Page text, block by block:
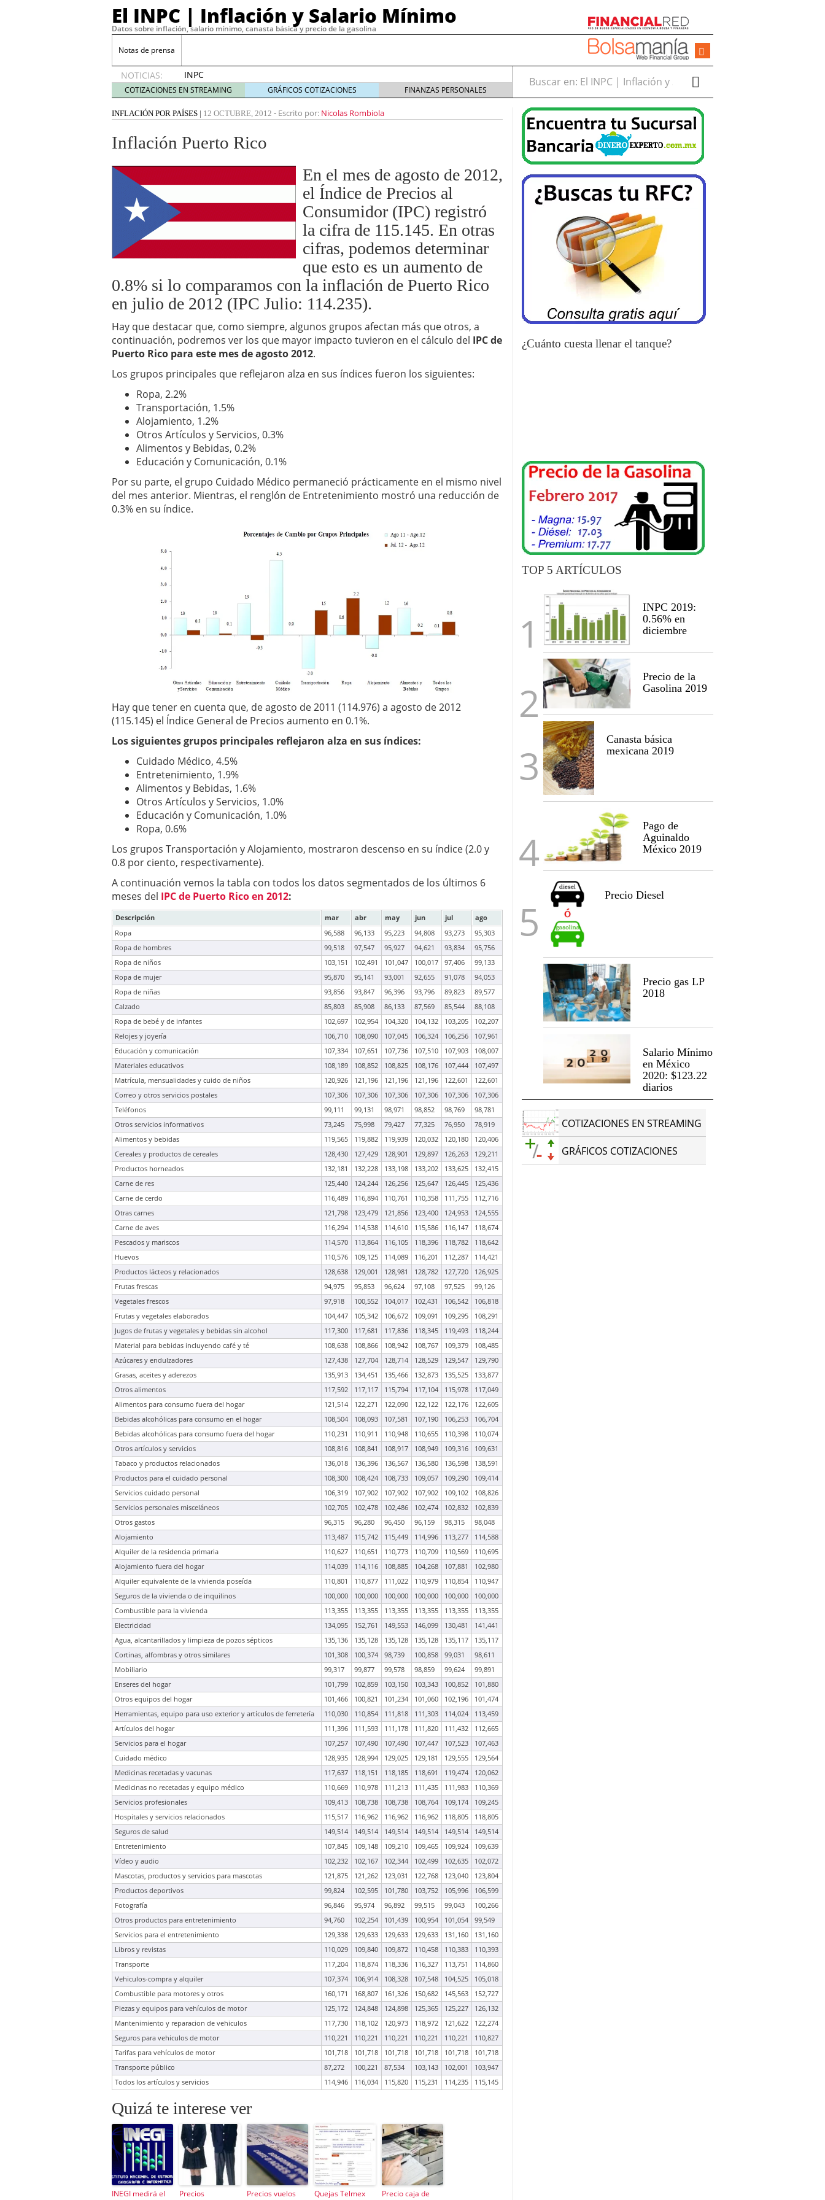
El INPC | Inflación y Salario Mínimo
Datos sobre inflación, salario mínimo, canasta básica y precio de la gasolina
Notas de prensa
NOTICIAS:
INPC
2019:
0.56% en
diciembre
enero 9,
2020
Precio de la Gasolina 2019
¿Por qué tu empresa necesita un buen software de nómina?
noviembre 29,
Operar con CFD
La volatilidad y sus cinco tipos septiembre 15, 2022
La curva de demanda y cómo funciona septiembre 4, 2022
COTIZACIONES EN STREAMING GRÁFICOS COTIZACIONES FINANZAS PERSONALES
Buscar en:
INFLACIÓN POR PAÍSES | 12 OCTUBRE, 2012 - Escrito por: Nicolas Rombiola
Inflación Puerto Rico
En el mes de agosto de 2012,
el Índice de Precios al
Consumidor (IPC) registró
la cifra de 115.145. En otras
cifras, podemos determinar
que esto es un aumento de
0.8% si lo comparamos con la inflación de Puerto Rico
en julio de 2012 (IPC Julio: 114.235).
Hay que destacar que, como siempre, algunos grupos afectan más que otros, a
continuación, podremos ver los que mayor impacto tuvieron en el cálculo del IPC de
Puerto Rico para este mes de agosto 2012.
Los grupos principales que reflejaron alza en sus índices fueron los siguientes:
Ropa, 2.2%
Transportación, 1.5%
Alojamiento, 1.2%
Otros Artículos y Servicios, 0.3%
Alimentos y Bebidas, 0.2%
Educación y Comunicación, 0.1%
Por su parte, el grupo Cuidado Médico permaneció prácticamente en el mismo nivel
del mes anterior. Mientras, el renglón de Entretenimiento mostró una reducción de
0.3% en su índice.
Hay que tener en cuenta que, de agosto de 2011 (114.976) a agosto de 2012
(115.145) el Índice General de Precios aumento en 0.1%.
Los siguientes grupos principales reflejaron alza en sus índices:
Cuidado Médico, 4.5%
Entretenimiento, 1.9%
Alimentos y Bebidas, 1.6%
Otros Artículos y Servicios, 1.0%
Educación y Comunicación, 1.0%
Ropa, 0.6%
Los grupos Transportación y Alojamiento, mostraron descenso en su índice (2.0 y
0.8 por ciento, respectivamente).
A continuación vemos la tabla con todos los datos segmentados de los últimos 6
meses del IPC de Puerto Rico en 2012:
Descripción mar abr may jun jul
ago
Ropa
96,588 96,133 95,223 94,808 93,273
95,303
Ropa de hombres
99,518 97,547 95,927 94,621 93,834
95,756
Ropa de niños
103,151 102,491 101,047 100,017 97,406
99,133
Ropa de mujer
95,870 95,141 93,001 92,655 91,078
94,053
Ropa de niñas
93,856 93,847 96,396 93,796 89,823
89,577
Calzado
85,803 85,908 86,133 87,569 85,544
88,108
Ropa de bebé y de infantes
102,697 102,954 104,320 104,132 103,205
102,207
Relojes y joyería
106,710 108,090 107,045 106,324 106,256
107,961
Educación y comunicación
107,334 107,651 107,736 107,510 107,903
108,007
Materiales educativos
108,189 108,852 108,825 108,176 107,444
107,497
Matrícula, mensualidades y cuido de niños
120,926 121,196 121,196 121,196 122,601
122,601
Correo y otros servicios postales
107,306 107,306 107,306 107,306 107,306
107,306
Teléfonos
99,111 99,131 98,971 98,852 98,769
98,781
Otros servicios informativos
73,245 75,998 79,427 77,325 76,950
78,919
Alimentos y bebidas
119,565 119,882 119,939 120,032 120,180
120,406
Cereales y productos de cereales
128,430 127,429 128,901 129,897 126,263
129,211
Productos horneados
132,181 132,228 133,198 133,202 133,625
132,415
Carne de res
125,440 124,244 126,256 125,647 126,445
125,436
Carne de cerdo
116,489 116,894 110,761 110,358 111,755
112,716
Otras carnes
121,798 123,479 121,856 123,400 124,953
124,555
Carne de aves
116,294 114,538 114,610 115,586 116,147
118,674
Pescados y mariscos
114,570 113,864 116,105 118,396 118,782
118,642
Huevos
110,576 109,125 114,089 116,201 112,287
114,421
Productos lácteos y relacionados
128,638 129,001 128,981 128,782 127,720
126,925
Frutas frescas
94,975 95,853 96,624 97,108 97,525
99,126
Vegetales frescos
97,918 100,552 104,017 102,431 106,542
106,818
Frutas y vegetales elaborados
104,447 105,342 106,672 109,091 109,295
108,291
Jugos de frutas y vegetales y bebidas sin alcohol
117,300 117,681 117,836 118,345 119,493
118,244
Material para bebidas incluyendo café y té
108,638 108,866 108,942 108,767 109,379
108,485
Azúcares y endulzadores
127,438 127,704 128,714 128,529 129,547
129,790
Grasas, aceites y aderezos
135,913 134,451 135,466 132,873 135,525
133,877
Otros alimentos
117,592 117,117 115,794 117,104 115,978
117,049
Alimentos para consumo fuera del hogar
121,514 122,271 122,090 122,122 122,176
122,605
Bebidas alcohólicas para consumo en el hogar
108,504 108,093 107,581 107,190 106,253
106,704
Bebidas alcohólicas para consumo fuera del hogar
110,231 110,911 110,948 110,655 110,398
110,074
Otros artículos y servicios
108,816 108,841 108,917 108,949 109,316
109,631
Tabaco y productos relacionados
136,018 136,396 136,567 136,580 136,598
138,591
Productos para el cuidado personal
108,300 108,424 108,733 109,057 109,290
109,414
Servicios cuidado personal
106,319 107,902 107,902 107,902 109,102
108,826
Servicios personales misceláneos
102,705 102,478 102,486 102,474 102,832
102,839
Otros gastos
96,315 96,280 96,450 96,159 98,315
98,048
Alojamiento
113,487 115,742 115,449 114,996 113,277
114,588
Alquiler de la residencia primaria
110,627 110,651 110,773 110,709 110,569
110,695
Alojamiento fuera del hogar
114,039 114,116 108,885 104,268 107,881
102,980
Alquiler equivalente de la vivienda poseída
110,801 110,877 111,022 110,979 110,854
110,947
Seguros de la vivienda o de inquilinos
100,000 100,000 100,000 100,000 100,000
100,000
Combustible para la vivienda
113,355 113,355 113,355 113,355 113,355
113,355
Electricidad
134,095 152,761 149,553 146,099 130,481
141,441
Agua, alcantarillados y limpieza de pozos sépticos
135,136 135,128 135,128 135,128 135,117
135,117
Cortinas, alfombras y otros similares
101,308 100,374 98,739 100,858 99,031
98,611
Mobiliario
99,317 99,877 99,578 98,859 99,624
99,891
Enseres del hogar
101,799 102,859 103,150 103,343 100,852
101,880
Otros equipos del hogar
101,466 100,821 101,234 101,060 102,196
101,474
Herramientas, equipo para uso exterior y artículos de ferretería
110,030 110,854 111,818 111,303 114,024
113,459
Artículos del hogar
111,396 111,593 111,178 111,820 111,432
112,665
Servicios para el hogar
107,257 107,490 107,490 107,447 107,523
107,463
Cuidado médico
128,935 128,994 129,025 129,181 129,555
129,564
Medicinas recetadas y vacunas
117,637 118,151 118,185 118,691 119,474
120,062
Medicinas no recetadas y equipo médico
110,669 110,978 111,213 111,435 111,983
110,369
Servicios profesionales
109,413 108,738 108,738 108,764 109,174
109,245
Hospitales y servicios relacionados
115,517 116,962 116,962 116,962 118,805
118,805
Seguros de salud
149,514 149,514 149,514 149,514 149,514
149,514
Entretenimiento
107,845 109,148 109,210 109,465 109,924
109,639
Vídeo y audio
102,232 102,167 102,344 102,499 102,635
102,072
Mascotas, productos y servicios para mascotas
121,875 121,262 123,031 122,768 123,040
123,804
Productos deportivos
99,824 102,595 101,780 103,752 105,996
106,599
Fotografía
96,846 95,974 96,892 99,515 99,043
100,266
Otros productos para entretenimiento
94,760 102,254 101,439 100,954 101,054
99,549
Servicios para el entretenimiento
129,338 129,633 129,633 129,633 131,160
131,160
Libros y revistas
110,029 109,840 109,872 110,458 110,383
110,393
Transporte
117,204 118,874 118,336 116,327 113,751
114,860
Vehiculos-compra y alquiler
107,374 106,914 108,328 107,548 104,525
105,018
Combustible para motores y otros
160,171 168,807 161,326 150,682 145,563
152,727
Piezas y equipos para vehículos de motor
125,172 124,848 124,898 125,365 125,227
126,132
Mantenimiento y reparacion de vehiculos
117,730 118,102 120,973 118,972 121,622
122,274
Seguros para vehiculos de motor
110,221 110,221 110,221 110,221 110,221
110,827
Tarifas para vehículos de motor
101,718 101,718 101,718 101,718 101,718
101,718
Transporte público
87,272 100,221 87,534 103,143 102,001
103,947
Todos los artículos y servicios
114,946 116,034 115,820 115,231 114,235 115,145
Quizá te interese ver
INEGI medirá el
Precios
Precios vuelos
Quejas Telmex
Precio caja de
¿Cuánto cuesta llenar el tanque?
TOP 5 ARTÍCULOS
INPC 2019:
0.56% en
diciembre
Precio de la
Gasolina 2019
Canasta básica
mexicana 2019
Pago de
Aguinaldo
México 2019
Precio Diesel
Precio gas LP
2018
Salario Mínimo
en México
2020: $123.22
diarios
COTIZACIONES EN STREAMING
GRÁFICOS COTIZACIONES